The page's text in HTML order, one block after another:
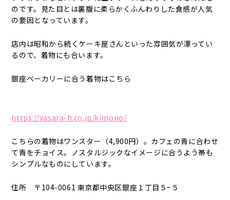
のです。見た目とは裏腹に柔らかくふんわりした食感が人気
の要因となっています。
店内は昭和から続くケーキ屋さんといった雰囲気が漂ってい
るので、着物にも合います。
銀座ベーカリーに合う着物はこちら
https://vasara-h.co.jp/kimono/
こちらの着物はワンスター（4,900円）。カフェの青に合わせ
て青をチョイス。ノスタルジックなイメージに合うよう帯も
シンプルなものにしています。
住所 〒104-0061 東京都中央区銀座１丁目５−５